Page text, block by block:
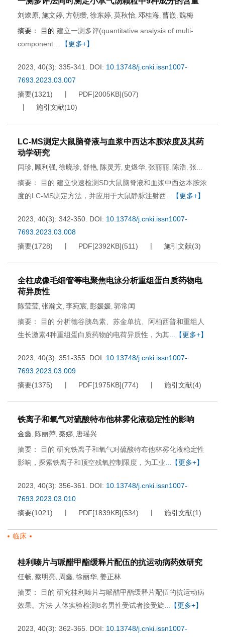
刘燎原, 施文婷, 方朝缵, 徐东婷, 莫秋怡, 邓桂海, 曹嵌, 魏梅
摘要：
目的 建立一测多评(quantitative analysis of multi-
component...
【更多+】
2023, 40(3): 335-341. DOI: 10.13748/j.cnki.issn1007-
7693.2023.03.007
摘要(1321) PDF[2005KB](507)
施引文献(10)
LC-MS测定大鼠脑脊液与血浆中西达本胺浓度及其药
动学研究
闫珍, 顾利强, 徐晓珍, 舒艳, 陈灵芳, 史煜华, 张丽丽, 陈浩, 张城
达,张升 ,王佳虹,张立将
摘要： 目的 建立快速检测SD大鼠脑脊液和血浆中西达本胺浓
度的LC-MS测定方法，并应用于大鼠静脉注射西 ...【更多+】
2023, 40(3): 342-350. DOI: 10.13748/j.cnki.issn1007-
7693.2023.03.008
摘要(1728) PDF[2392KB](511) 施引文献(3)
全柱成像毛细管等电聚焦电泳分析重组蛋白质药物电
荷异质性
陈莹莹, 张瀚文, 李宛宸, 彭媛媛, 郭常闰
摘要： 目的 分析德谷胰岛素、苏金单抗、阿柏西普和重组人
生长激素4种重组蛋白质药物的电荷异质性，为其 ...【更多+】
2023, 40(3): 351-355. DOI: 10.13748/j.cnki.issn1007-
7693.2023.03.009
摘要(1375) PDF[1975KB](774) 施引文献(4)
铁离子和氧气对硫酸特布他林雾化液稳定性的影响
金鑫, 陈丽萍, 秦娜, 唐瑶兴
摘要： 目的 研究铁离子和氧气对硫酸特布他林雾化液稳定性
影响，探索铁离子和顶空残氧控制限度，为工业 ...【更多+】
2023, 40(3): 356-361. DOI: 10.13748/j.cnki.issn1007-
7693.2023.03.010
摘要(1021) PDF[1839KB](534) 施引文献(1)
临床
桂利嗪片与哌醋甲酯缓释片配伍的抗运动病药效研究
任畅, 蔡明亮, 周鑫, 徐丽华, 姜正林
摘要： 目的 研究桂利嗪片与哌醋甲酯缓释片配伍的抗运动病
效果。方法 人体实验检测8名男性受试者接受旋 ...【更多+】
2023, 40(3): 362-365. DOI: 10.13748/j.cnki.issn1007-